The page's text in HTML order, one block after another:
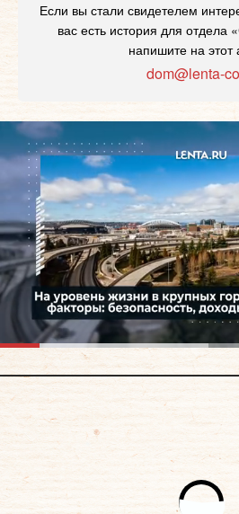
Если вы стали свидетелем
вас есть история для отдела
напишите на этот
dom@lenta-